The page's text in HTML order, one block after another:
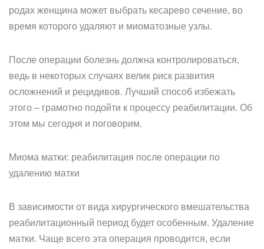
родах женщина может выбрать кесарево сечение, во
время которого удаляют и миоматозные узлы.
После операции болезнь должна контролироваться,
ведь в некоторых случаях велик риск развития
осложнений и рецидивов. Лучший способ избежать
этого – грамотно подойти к процессу реабилитации. Об
этом мы сегодня и поговорим.
Миома матки: реабилитация после операции по
удалению матки
В зависимости от вида хирургического вмешательства
реабилитационный период будет особенным. Удаление
матки. Чаще всего эта операция проводится, если